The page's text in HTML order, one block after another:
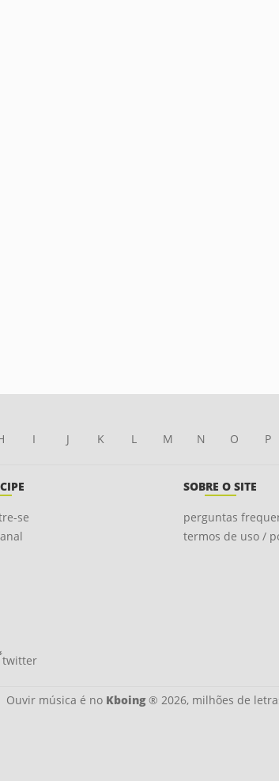
I J K L M N O P
se
SOBRE O SITE
perguntas
termos de uso /
twitter
Ouvir música é no Kboing® 2026, milhões de